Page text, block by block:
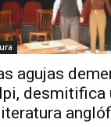
agujas
desmitifica